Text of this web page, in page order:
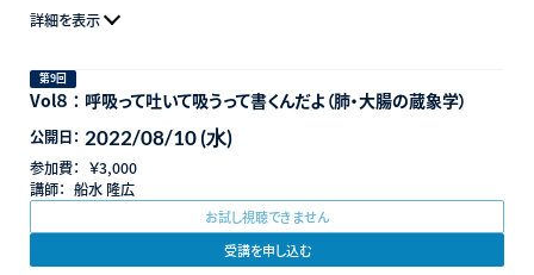
詳細を表示
第9回
Vol８ ： 呼吸って吐いて吸うって書くんだよ（肺・大腸の蔵象学）
公開日： 2022/08/10 (水)
参加費： ￥3,000
講師： 船水 隆広
お試し視聴できません
受講を申し込む